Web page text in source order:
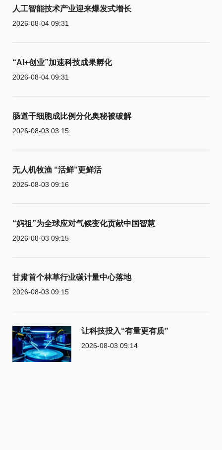
人工智能技术产业迎来爆发式增长
2026-08-04 09:31
“AI+创业”加速科技成果孵化
2026-08-04 09:31
肠道干细胞成比例分化奥秘被破解
2026-08-03 03:15
无人机牧渔 “活鲜”更鲜活
2026-08-03 09:16
“妈祖”为全球应对气候变化贡献中国智慧
2026-08-03 09:15
甘肃首个林草行业碳计量中心落地
2026-08-03 09:15
让科技投入“有量更有质”
2026-08-03 09:14